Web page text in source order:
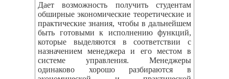
Дает возможность получить студентам
обширные экономические теоретические и
практические знания, чтобы в дальнейшем
быть готовыми к исполнению функций,
которые выделяются в соответствии с
назначением менеджера и его местом в
системе управления. Менеджеры
одинаково хорошо разбираются в